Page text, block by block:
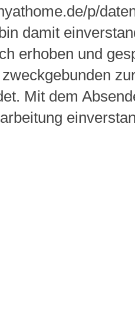
p/
damit
erhoben und
Mit dem